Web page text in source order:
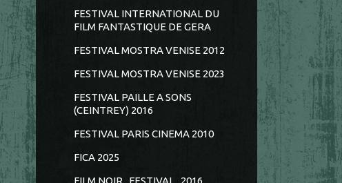
FESTIVAL INTERNATIONAL DU
FILM FANTASTIQUE DE GERA
FESTIVAL MOSTRA VENISE 2012
FESTIVAL MOSTRA VENISE 2023
FESTIVAL PAILLE A SONS
(CEINTREY) 2016
FESTIVAL PARIS CINEMA 2010
FICA 2025